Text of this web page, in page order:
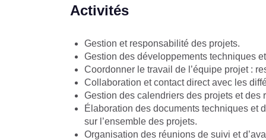
Activités
Gestion et responsabilité des projets.
Gestion des développements techniques
Coordonner le travail de l’équipe projet :
Collaboration et contact direct avec les
Gestion des calendriers des projets et des
Élaboration des documents techniques et
sur l’ensemble des projets.
Organisation des réunions de suivi et